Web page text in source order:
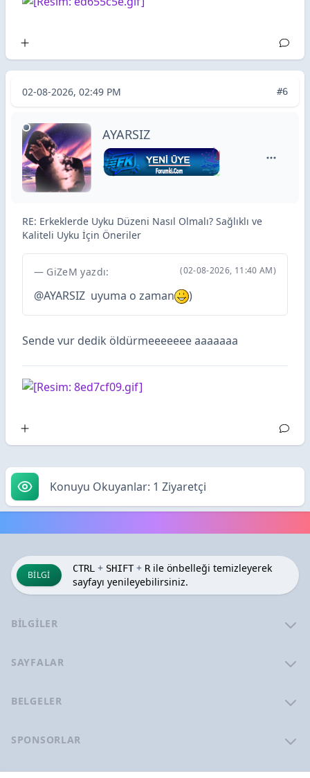
02-08-2026, 02:49 PM #6
AYARSIZ
RE: Erkeklerde Uyku Düzeni Nasıl Olmalı? Sağlıklı ve
Kaliteli Uyku İçin Öneriler
(02-08-2026, 11:40 AM)
GiZeM yazdı:
@AYARSIZ uyuma o zaman )
Sende vur dedik öldürmeeeeeee aaaaaaa
Konuyu Okuyanlar: 1 Ziyaretçi
BILGI
CTRL + SHIFT + Rile önbelleği temizleyerek
sayfayı yenileyebilirsiniz.
BILGILER
SAYFALAR
BELGELER
SPONSORLAR